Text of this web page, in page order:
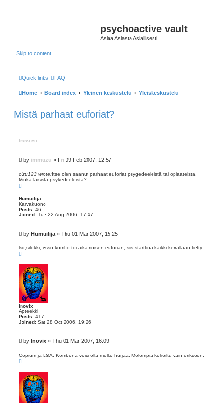
psychoactive vault
Asiaa Asiasta Asiallisesti
Skip to content
Quick links FAQ
Home Board index Yleinen keskustelu Yleiskeskustelu
Mistä parhaat euforiat?
immuzu
P
s
t
by immuzu » Fri 09 Feb 2007, 12:57
olzu123 wrote:Itse olen saanut parhaat euforiat psygedeeleistä tai opiaateista.
Minkä laisista psykedeeleistä?
Humuilija
Karvakuono
Posts: 46
Joined: Tue 22 Aug 2006, 17:47
P
s
by Humuilija » Thu 01 Mar 2007, 15:25
lsd,silokki, esso kombo toi aikamoisen euforian, siis starttina kaikki kerrallaan tietty
p
Inovix
Apteekki
Posts: 417
Joined: Sat 28 Oct 2006, 19:26
P
s
by Inovix » Thu 01 Mar 2007, 16:09
Oopium ja LSA. Kombona voisi olla melko hurjaa. Molempia kokeiltu vain erikseen.
p